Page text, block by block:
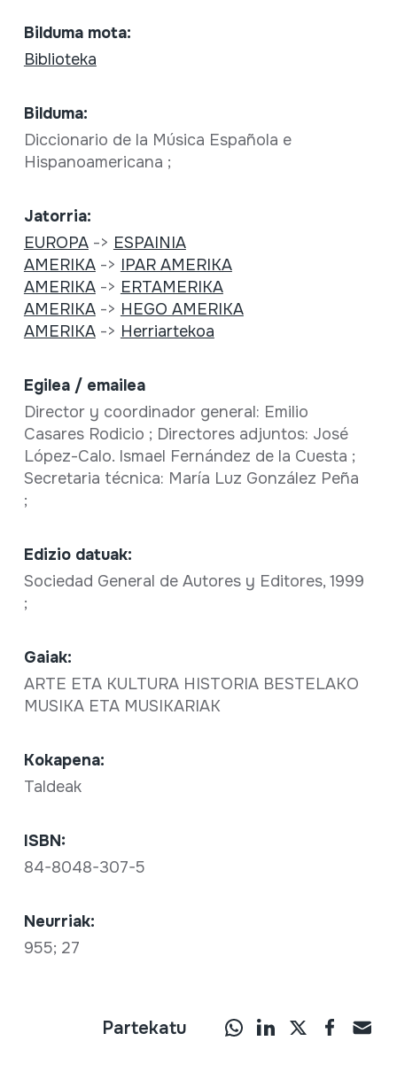
Bilduma mota:
Biblioteka
Bilduma:
Diccionario de la Música Española e
Hispanoamericana ;
Jatorria:
EUROPA-> ESPAINIA
AMERIKA-> IPAR AMERIKA
AMERIKA-> ERTAMERIKA
AMERIKA-> HEGO AMERIKA
AMERIKA-> Herriartekoa
Egilea / emailea
Director y coordinador general: Emilio
Casares Rodicio ; Directores adjuntos: José
López-Calo. Ismael Fernández de la Cuesta ;
Secretaria técnica: María Luz González Peña
;
Edizio datuak:
Sociedad General de Autores y Editores, 1999
;
Gaiak:
ARTE ETA KULTURA HISTORIA BESTELAKO
MUSIKA ETA MUSIKARIAK
Kokapena:
Taldeak
ISBN:
84-8048-307-5
Neurriak:
955; 27
Partekatu